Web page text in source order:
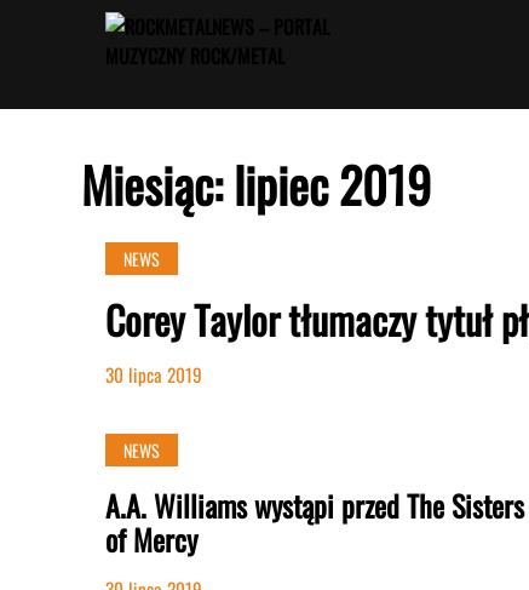
Miesiąc:lipiec 2019
NEWS
Corey Taylor tłumaczy tytuł
30 lipca 2019
NEWS
A.A. Williams wystąpi przed The Sisters
of Mercy